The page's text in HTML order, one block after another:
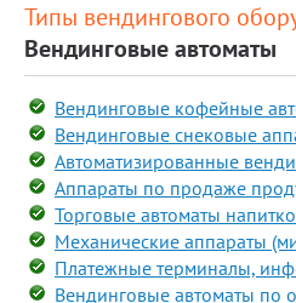
Типы вендингового
Вендинговые автоматы
Вендинговые кофейные
Вендинговые снековые
Автоматизированные
Аппараты по продаже
Торговые автоматы
Механические аппараты
Платежные терминалы,
Вендинговые автоматы по